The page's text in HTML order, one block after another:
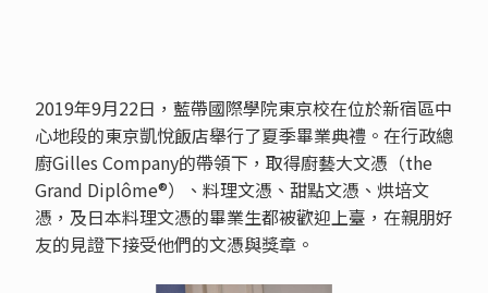
2019年9月22日，藍帶國際學院東京校在位於新宿區中
心地段的東京凱悅飯店舉行了夏季畢業典禮。在行政總
廚Gilles Company的帶領下，取得廚藝大文憑（the
Grand Diplôme®）、料理文憑、甜點文憑、烘培文
憑，及日本料理文憑的畢業生都被歡迎上臺，在親朋好
友的見證下接受他們的文憑與獎章。